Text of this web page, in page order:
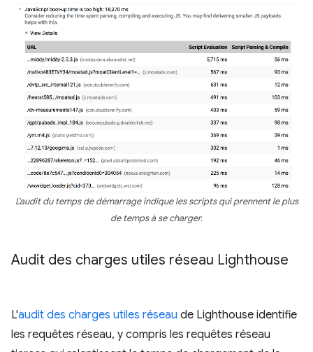
L'audit du temps de démarrage indique les scripts qui prennent le plus
de temps à se charger.
Audit des charges utiles réseau Lighthouse
L'audit des charges utiles réseau de Lighthouse identifie
les requêtes réseau, y compris les requêtes réseau